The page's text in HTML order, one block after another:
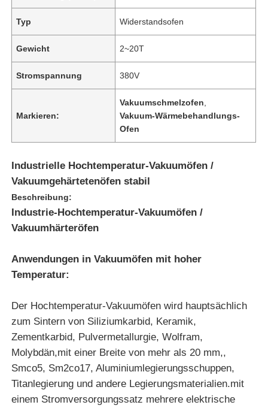
Typ Widerstandsofen
Gewicht 2~20T
Stromspannung 380V
Markieren:
Vakuumschmelzofen
Vakuum-Wärmebehandlungs-
Ofen
Industrielle Hochtemperatur-Vakuumöfen /
Vakuumgehärtetenöfen stabil
Beschreibung:
Industrie-Hochtemperatur-Vakuumöfen /
Vakuumhärteröfen
Anwendungen in Vakuumöfen mit hoher
Temperatur:
Der Hochtemperatur-Vakuumöfen wird hauptsächlich
zum Sintern von Siliziumkarbid, Keramik,
Zementkarbid, Pulvermetallurgie, Wolfram,
Molybdän,mit einer Breite von mehr als 20 mm,,
Smco5, Sm2co17, Aluminiumlegierungsschuppen,
Titanlegierung und andere Legierungsmaterialien.mit
einem Stromversorgungssatz mehrere elektrische